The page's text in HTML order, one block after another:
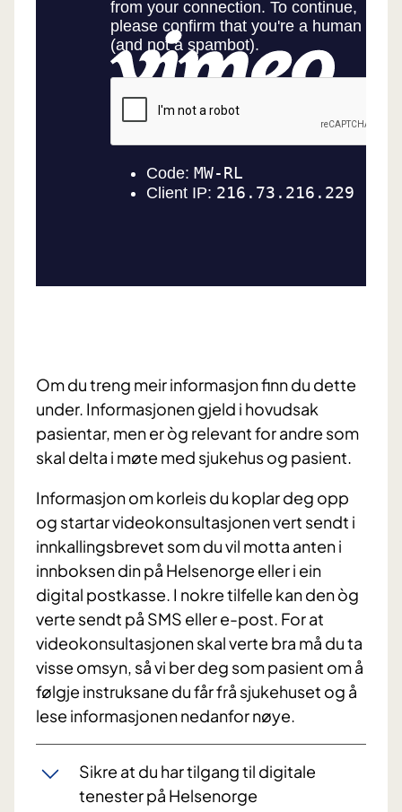
Om du treng meir informasjon finn du dette
under. Informasjonen gjeld i hovudsak
pasientar, men er òg relevant for andre som
skal delta i møte med sjukehus og pasient.
Informasjon om korleis du koplar deg opp
og startar videokonsultasjonen vert sendt i
innkallingsbrevet som du vil motta anten i
innboksen din på Helsenorge eller i ein
digital postkasse. I nokre tilfelle kan den òg
verte sendt på SMS eller e-post. For at
videokonsultasjonen skal verte bra må du ta
visse omsyn, så vi ber deg som pasient om å
følgje instruksane du får frå sjukehuset og å
lese informasjonen nedanfor nøye.
Sikre at du har tilgang til digitale
tenester på Helsenorge